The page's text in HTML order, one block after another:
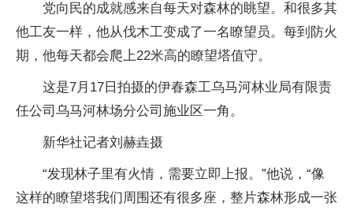
党向民的成就感来自每天对森林的眺望。和很多其
他工友一样，他从伐木工变成了一名瞭望员。每到防火
期，他每天都会爬上22米高的瞭望塔值守。
这是7月17日拍摄的伊春森工乌马河林业局有限责
任公司乌马河林场分公司施业区一角。
新华社记者刘赫垚摄
“发现林子里有火情，需要立即上报。”他说，“像
这样的瞭望塔我们周围还有很多座，整片森林形成一张